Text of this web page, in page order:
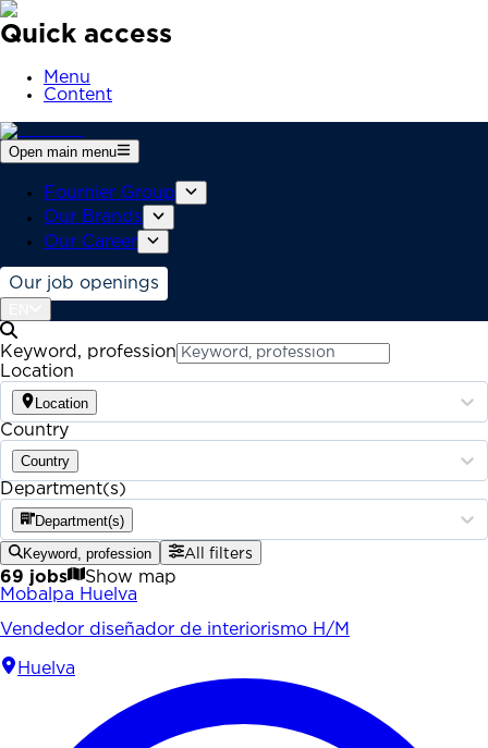
Quick access
Menu
Content
Open main menu
Fournier Group
Our Brands
Our Career
Our job openings
Keyword, profession
Location
Location
Country
Country
Department(s)
Department(s)
Keyword, profession All filters
69 jobs
Show map
Mobalpa Huelva
Vendedor diseñador de interiorismo H/M
Huelva